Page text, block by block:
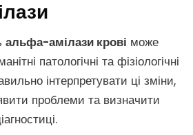
альфа-амілази крові може
патологічні та фізіологічні
інтерпретувати ці зміни,
проблеми та визначити